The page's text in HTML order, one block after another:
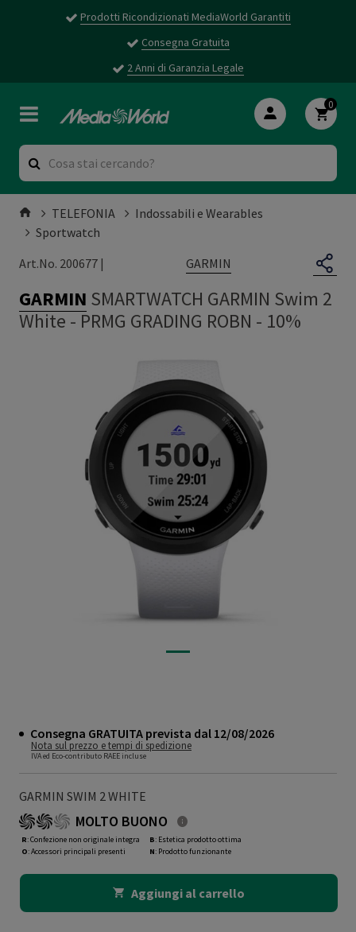
Prodotti Ricondizionati MediaWorld Garantiti
Consegna Gratuita
2 Anni di Garanzia Legale
0
TELEFONIA
Indossabili e Wearables
Sportwatch
Art.No. 200677 |
GARMIN
GARMIN SMARTWATCH GARMIN Swim 2
White - PRMG GRADING ROBN - 10%
Consegna GRATUITA prevista dal 12/08/2026
Nota sul prezzo e tempi di spedizione
IVA ed Eco-contributo RAEE incluse
GARMIN SWIM 2 WHITE
MOLTO BUONO
R: Confezione non originale integra
O: Accessori principali presenti
B: Estetica prodotto ottima
N: Prodotto funzionante
Aggiungi al carrello